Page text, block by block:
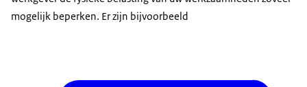
mogelijk beperken. Er zijn bijvoorbeeld